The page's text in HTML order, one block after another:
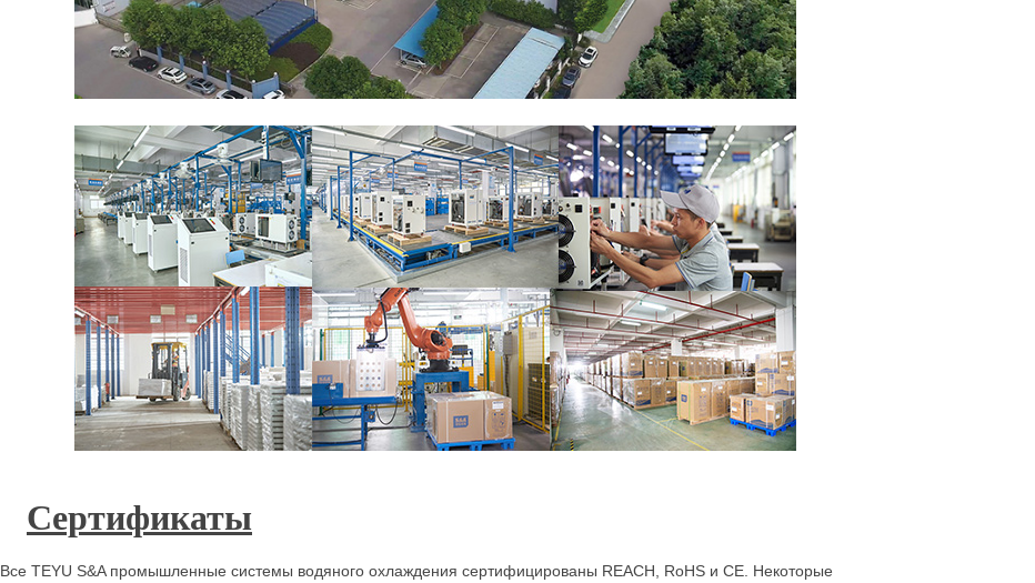
Сертификаты
Все TEYU S&A промышленные системы водяного охлаждения сертифицированы REACH, RoHS и CE. Некоторые